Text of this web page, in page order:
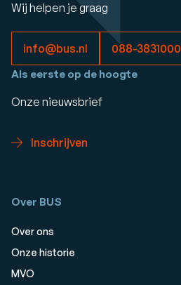
Wij helpen je graag
info@bus.nl 088-3831000
Als eerste op de hoogte
Onze nieuwsbrief
Inschrijven
Over BUS
Over ons
Onze historie
MVO